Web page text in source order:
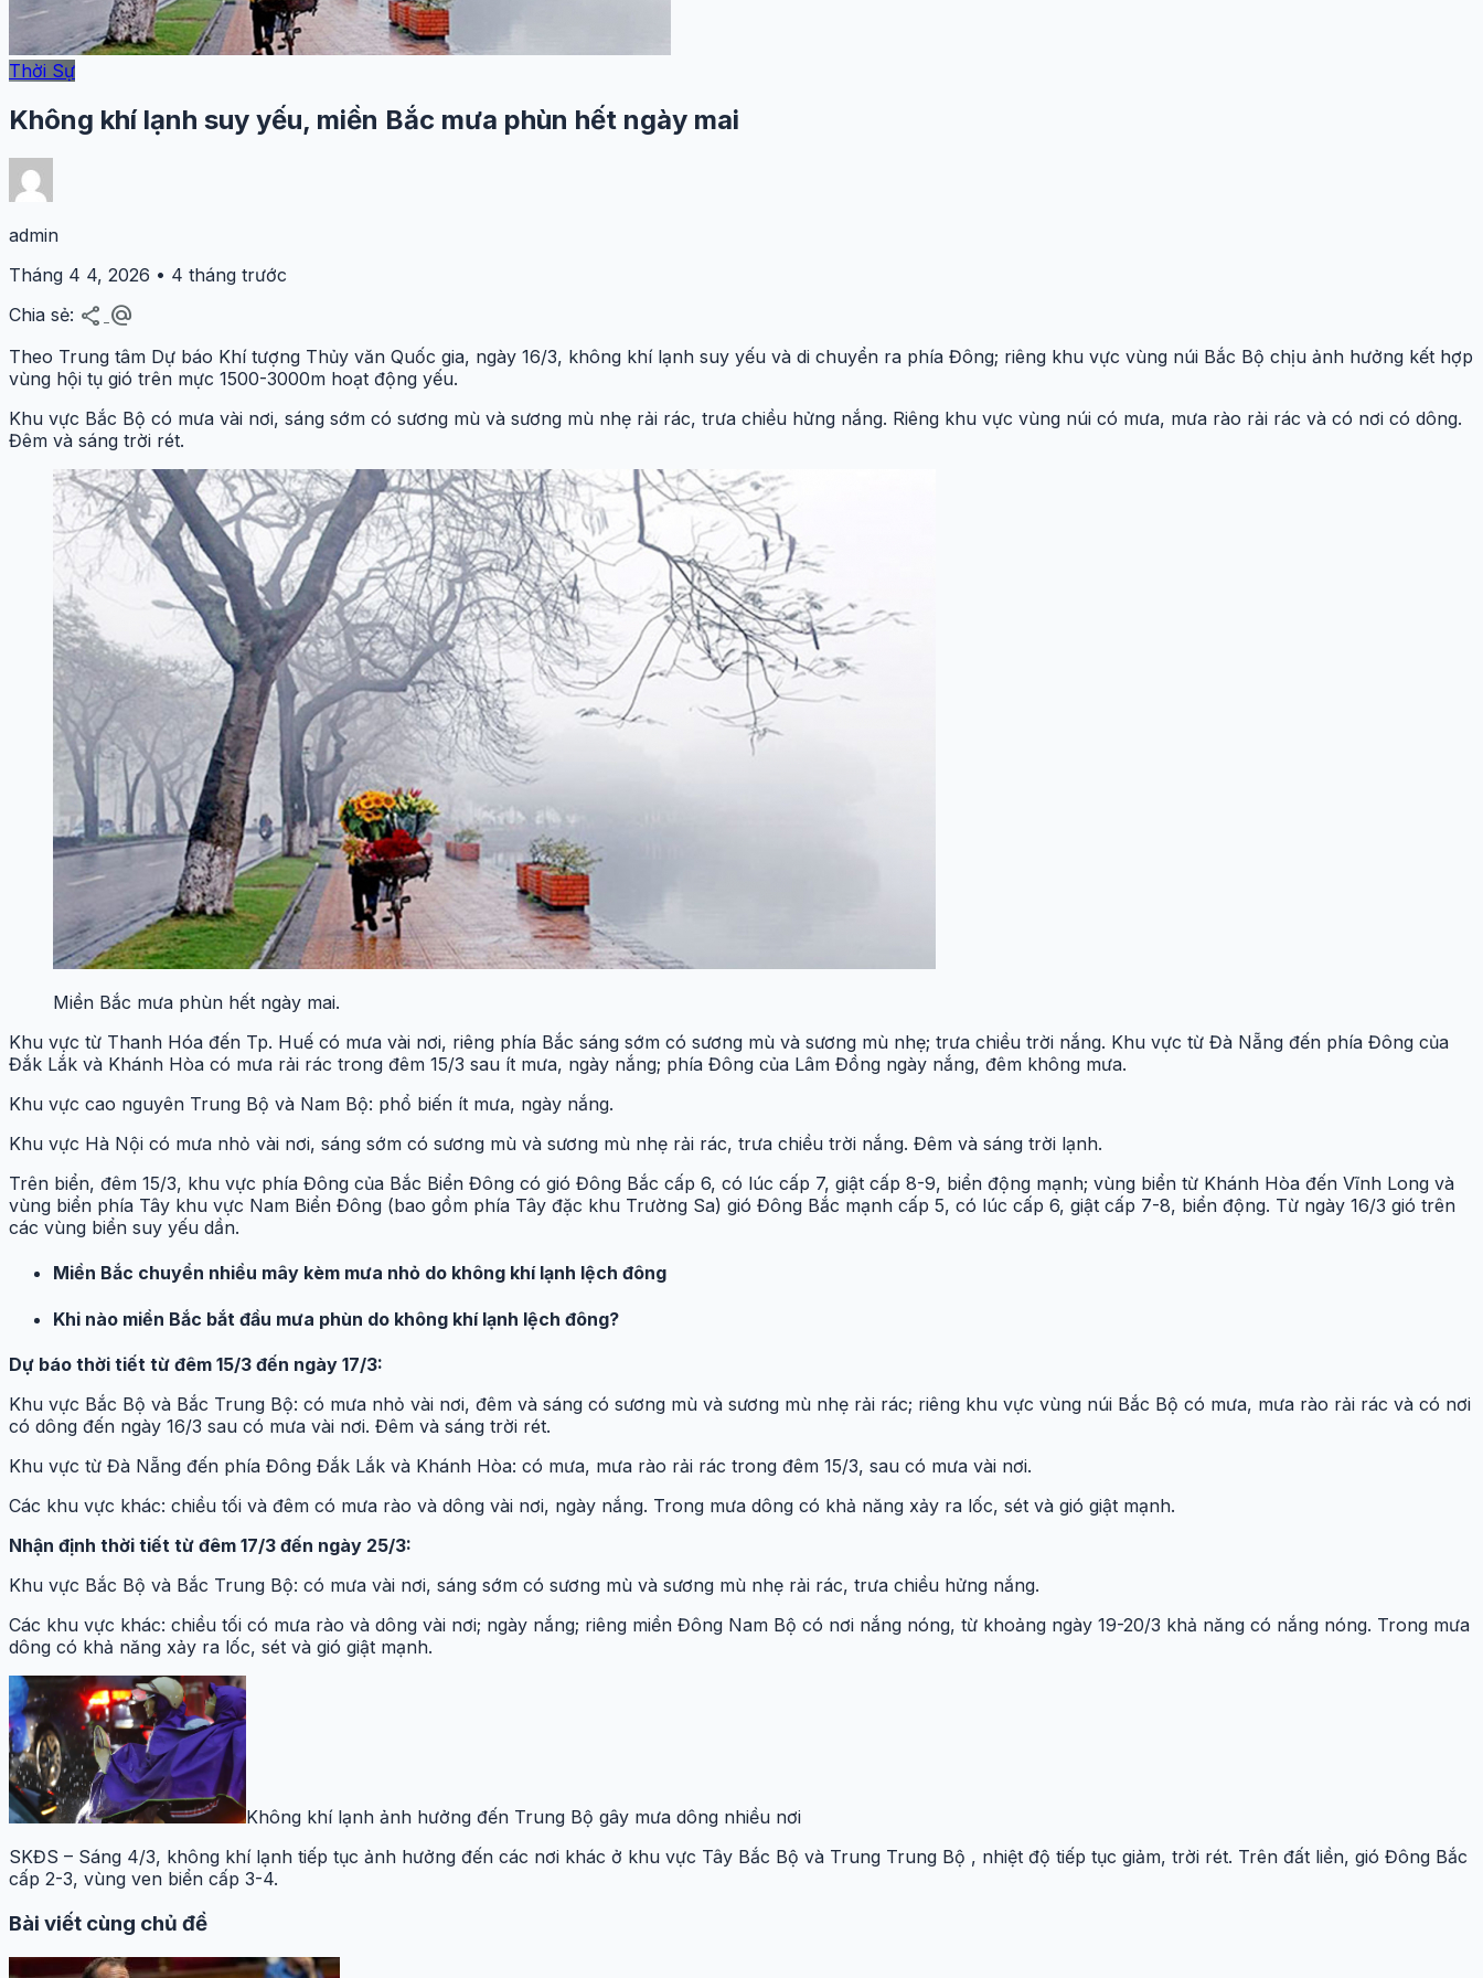
Thời Sự
Không khí lạnh suy yếu, miền Bắc mưa phùn hết ngày mai
admin
Tháng 4 4, 2026 • 4 tháng trước
Chia sẻ: share alternate_email
Theo Trung tâm Dự báo Khí tượng Thủy văn Quốc gia, ngày 16/3, không khí lạnh suy yếu và di chuyển ra phía Đông; riêng khu vực vùng núi Bắc Bộ chịu ảnh hưởng kết hợp
vùng hội tụ gió trên mực 1500-3000m hoạt động yếu.
Khu vực Bắc Bộ có mưa vài nơi, sáng sớm có sương mù và sương mù nhẹ rải rác, trưa chiều hửng nắng. Riêng khu vực vùng núi có mưa, mưa rào rải rác và có nơi có dông.
Đêm và sáng trời rét.
Miền Bắc mưa phùn hết ngày mai.
Khu vực từ Thanh Hóa đến Tp. Huế có mưa vài nơi, riêng phía Bắc sáng sớm có sương mù và sương mù nhẹ; trưa chiều trời nắng. Khu vực từ Đà Nẵng đến phía Đông của
Đắk Lắk và Khánh Hòa có mưa rải rác trong đêm 15/3 sau ít mưa, ngày nắng; phía Đông của Lâm Đồng ngày nắng, đêm không mưa.
Khu vực cao nguyên Trung Bộ và Nam Bộ: phổ biến ít mưa, ngày nắng.
Khu vực Hà Nội có mưa nhỏ vài nơi, sáng sớm có sương mù và sương mù nhẹ rải rác, trưa chiều trời nắng. Đêm và sáng trời lạnh.
Trên biển, đêm 15/3, khu vực phía Đông của Bắc Biển Đông có gió Đông Bắc cấp 6, có lúc cấp 7, giật cấp 8-9, biển động mạnh; vùng biển từ Khánh Hòa đến Vĩnh Long và
vùng biển phía Tây khu vực Nam Biển Đông (bao gồm phía Tây đặc khu Trường Sa) gió Đông Bắc mạnh cấp 5, có lúc cấp 6, giật cấp 7-8, biển động. Từ ngày 16/3 gió trên
các vùng biển suy yếu dần.
Miền Bắc chuyển nhiều mây kèm mưa nhỏ do không khí lạnh lệch đông
Khi nào miền Bắc bắt đầu mưa phùn do không khí lạnh lệch đông?
Dự báo thời tiết từ đêm 15/3 đến ngày 17/3:
Khu vực Bắc Bộ và Bắc Trung Bộ: có mưa nhỏ vài nơi, đêm và sáng có sương mù và sương mù nhẹ rải rác; riêng khu vực vùng núi Bắc Bộ có mưa, mưa rào rải rác và có nơi
có dông đến ngày 16/3 sau có mưa vài nơi. Đêm và sáng trời rét.
Khu vực từ Đà Nẵng đến phía Đông Đắk Lắk và Khánh Hòa: có mưa, mưa rào rải rác trong đêm 15/3, sau có mưa vài nơi.
Các khu vực khác: chiều tối và đêm có mưa rào và dông vài nơi, ngày nắng. Trong mưa dông có khả năng xảy ra lốc, sét và gió giật mạnh.
Nhận định thời tiết từ đêm 17/3 đến ngày 25/3:
Khu vực Bắc Bộ và Bắc Trung Bộ: có mưa vài nơi, sáng sớm có sương mù và sương mù nhẹ rải rác, trưa chiều hửng nắng.
Các khu vực khác: chiều tối có mưa rào và dông vài nơi; ngày nắng; riêng miền Đông Nam Bộ có nơi nắng nóng, từ khoảng ngày 19-20/3 khả năng có nắng nóng. Trong mưa
dông có khả năng xảy ra lốc, sét và gió giật mạnh.
Không khí lạnh ảnh hưởng đến Trung Bộ gây mưa dông nhiều nơi
SKĐS – Sáng 4/3, không khí lạnh tiếp tục ảnh hưởng đến các nơi khác ở khu vực Tây Bắc Bộ và Trung Trung Bộ , nhiệt độ tiếp tục giảm, trời rét. Trên đất liền, gió Đông Bắc
cấp 2-3, vùng ven biển cấp 3-4.
Bài viết cùng chủ đề